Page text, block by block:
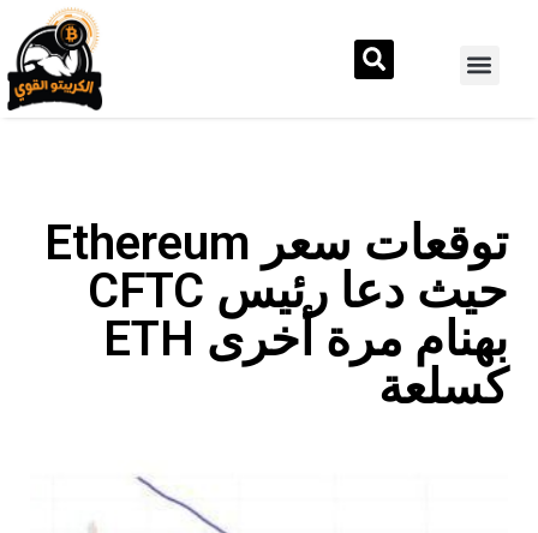
توقعات سعر Ethereum
حيث دعا رئيس CFTC
بهنام مرة أخرى ETH
كسلعة